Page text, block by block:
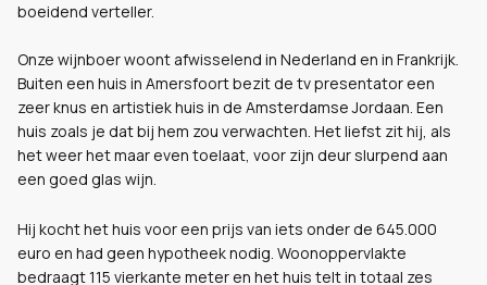
boeidend verteller.
Onze wijnboer woont afwisselend in Nederland en in Frankrijk.
Buiten een huis in Amersfoort bezit de tv presentator een
zeer knus en artistiek huis in de Amsterdamse Jordaan. Een
huis zoals je dat bij hem zou verwachten. Het liefst zit hij, als
het weer het maar even toelaat, voor zijn deur slurpend aan
een goed glas wijn.
Hij kocht het huis voor een prijs van iets onder de 645.000
euro en had geen hypotheek nodig. Woonoppervlakte
bedraagt 115 vierkante meter en het huis telt in totaal zes